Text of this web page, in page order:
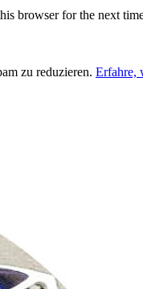
browser for the next
zu reduzieren. Erfahre,